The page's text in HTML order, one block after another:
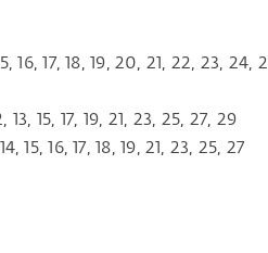
16, 17, 18, 19, 20, 21, 22, 23, 24,
15, 17, 19, 21, 23, 25, 27, 29
15, 16, 17, 18, 19, 21, 23, 25, 27